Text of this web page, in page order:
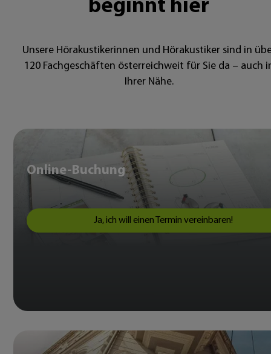
beginnt hier
Unsere Hörakustikerinnen und Hörakustiker sind in
120 Fachgeschäften österreichweit für Sie da – auch
Ihrer Nähe.
Online-Buchung
Ja, ich will einen Termin vereinbaren!